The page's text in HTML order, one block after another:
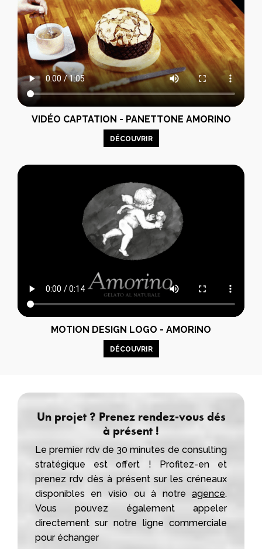
VIDÉO CAPTATION - PANETTONE AMORINO
DÉCOUVRIR
MOTION DESIGN LOGO - AMORINO
DÉCOUVRIR
Un projet ? Prenez rendez-vous dés
à présent !
Le premier rdv de 30 minutes de consulting
stratégique est offert ! Profitez-en et
prenez rdv dès à présent sur les créneaux
disponibles en visio ou à notreagence.
Vous pouvez également appeler
directement sur notre ligne commerciale
pour échanger